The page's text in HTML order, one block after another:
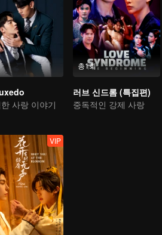
사랑 이야기
총1회
러브 신드롬 (특집편)
중독적인 강제 사랑
VIP